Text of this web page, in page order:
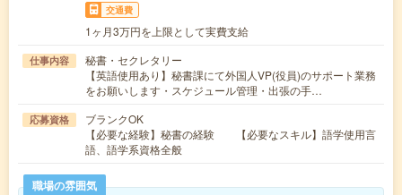
交通費
1ヶ月3万円を上限として実費支給
仕事内容
秘書・セクレタリー
【英語使用あり】秘書課にて外国人VP(役員)のサポート業務
をお願いします・スケジュール管理・出張の手…
応募資格
ブランクOK
【必要な経験】秘書の経験 【必要なスキル】語学使用言
語、語学系資格全般
職場の雰囲気